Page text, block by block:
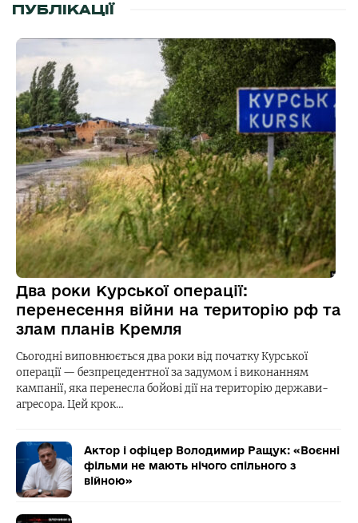
ПУБЛІКАЦІЇ
Два роки Курської операції:
перенесення війни на територію рф та
злам планів Кремля
Сьогодні виповнюється два роки від початку Курської
операції — безпрецедентної за задумом і виконанням
кампанії, яка перенесла бойові дії на територію держави-
агресора. Цей крок…
Актор і офіцер Володимир Ращук: «Воєнні
фільми не мають нічого спільного з
війною»